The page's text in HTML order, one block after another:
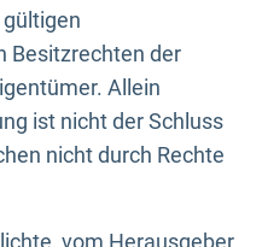
Besitzrechten der
Allein
ist nicht der Schluss
nicht durch Rechte
vom Herausgeber